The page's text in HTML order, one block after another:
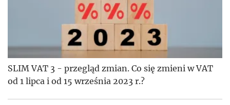
SLIM VAT 3 - przegląd zmian. Co się zmieni w VAT
od 1 lipca i od 15 września 2023 r.?